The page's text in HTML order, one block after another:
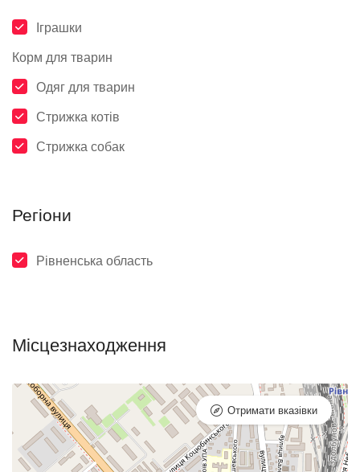
Іграшки
Корм для тварин
Одяг для тварин
Стрижка котів
Стрижка собак
Регіони
Рівненська область
Місцезнаходження
Отримати вказівки